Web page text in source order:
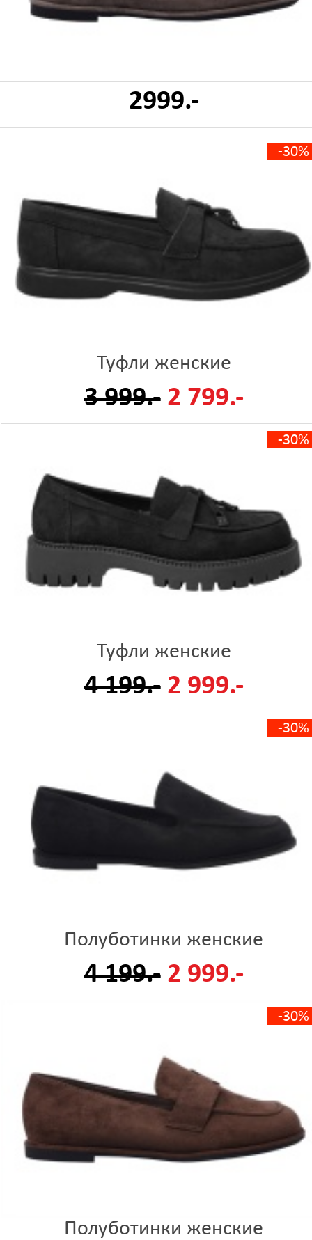
2999.-
-30%
Туфли женские
3 999.- 2 799.-
-30%
Туфли женские
4 199.- 2 999.-
-30%
Полуботинки женские
4 199.- 2 999.-
-30%
Полуботинки женские